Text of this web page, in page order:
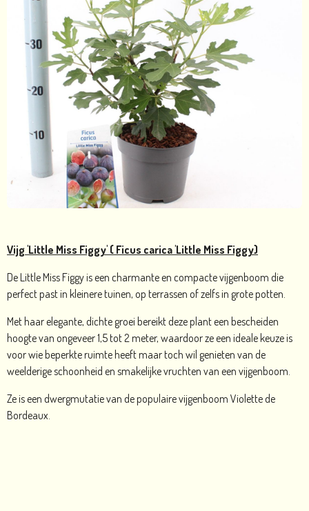
Vijg 'Little Miss Figgy' ( Ficus carica 'Little Miss Figgy)
DeLittle Miss Figgy is een charmante en compacte vijgenboom die
perfect past in kleinere tuinen, op terrassen of zelfs in grote potten.
Met haar elegante, dichte groei bereikt deze plant een bescheiden
hoogte van ongeveer 1,5 tot 2 meter, waardoor ze een ideale keuze is
voor wie beperkte ruimte heeft maar toch wil genieten van de
weelderige schoonheid en smakelijke vruchten van een vijgenboom.
Ze is een dwergmutatie van de populaire vijgenboom Violette de
Bordeaux.